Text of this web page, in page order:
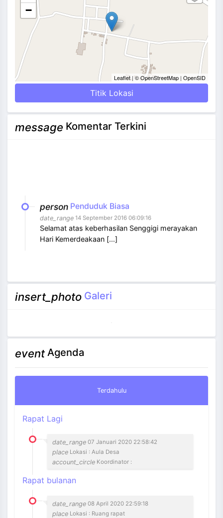
−
Leaflet| © OpenStreetMap| OpenSID
Titik Lokasi
message Komentar Terkini
date_range 14 September 2016 06:09:16
Selamat atas keberhasilan Senggigi merayakan
Hari Kemerdeakaan [...]
insert_photo Galeri
eventAgenda
Terdahulu
Rapat Lagi
date_range 07 Januari 2020 22:58:42
place Lokasi : Aula Desa
account_circle Koordinator :
Rapat bulanan
date_range 08 April 2020 22:59:18
place Lokasi : Ruang rapat